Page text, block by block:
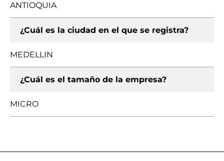
ANTIOQUIA
¿Cuál es la ciudad en el que se registra?
MEDELLIN
¿Cuál es el tamaño de la empresa?
MICRO